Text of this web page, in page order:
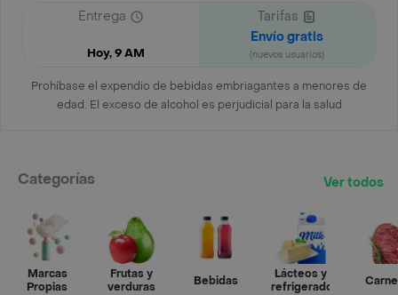
Entrega
Hoy, 9 AM
Tarifas
Envío gratis
(nuevos usuarios)
Prohíbase el expendio de bebidas embriagantes a menores de
edad. El exceso de alcohol es perjudicial para la salud
Categorías Ver todos
Marcas
Propias
Frutas y
verduras
Bebidas
Lácteos y
refrigerados